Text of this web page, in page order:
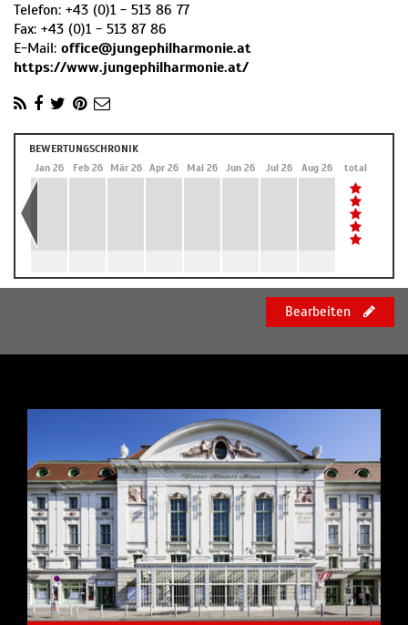
Telefon: +43 (0)1 - 513 86 77
Fax: +43 (0)1 - 513 87 86
E-Mail: office@jungephilharmonie.at
https://www.jungephilharmonie.at/
BEWERTUNGSCHRONIK
Jan 26 Feb 26 Mär 26 Apr 26 Mai 26 Jun 26 Jul 26 Aug 26 total
Bearbeiten